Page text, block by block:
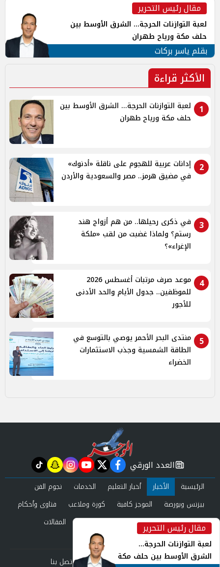
مقال رئيس التحرير
لعبة التوازنات الحرجة... الشرق الأوسط بين
حلف مكة ورياح طهران
بقلم ياسر بركات
الأكثر قراءة
1
لعبة التوازنات الحرجة... الشرق الأوسط بين
حلف مكة ورياح طهران
2
إدانات عربية للهجوم على ناقلة «أدنوك»
في مضيق هرمز.. مصر والسعودية والأردن
3
في ذكرى رحيلها.. من هم أزواج هند
رستم؟ ولماذا غضبت من لقب «ملكة
الإغراء»؟
4
موعد صرف مرتبات أغسطس 2026
للموظفين.. جدول الأيام والحد الأدنى
للأجور
5
منتدى البحر الأحمر يوصي بالتوسع في
الطاقة الشمسية وجذب الاستثمارات
الخضراء
مقال رئيس التحرير
لعبة التوازنات الحرجة...
الشرق الأوسط بين حلف مكة
newspaper
العدد الورقي facebook
twitter
youtube
instagram
snapchat
tiktok
الرئيسية الأخبار أخبار التعليم الخدمات
نجوم الفن
بيزنس وبورصة
الموجز كافية كورة وملاعب
فتاوى وأحكام
صحة وجمال
عرب وعالم حوادث ومحاكم
المقالات
العدد الورقي
من نحن
سياسة الخصوصية اتصل بنا